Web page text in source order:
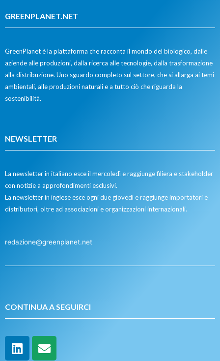
GREENPLANET.NET
GreenPlanet è la piattaforma che racconta il mondo del biologico, dalle
aziende alle produzioni, dalla ricerca alle tecnologie, dalla trasformazione
alla distribuzione. Uno sguardo completo sul settore, che si allarga ai temi
ambientali, alle produzioni naturali e a tutto ciò che riguarda la
sostenibilità.
NEWSLETTER
La newsletter in italiano esce il mercoledì e raggiunge filiera e stakeholder
con notizie a approfondimenti esclusivi.
La newsletter in inglese esce ogni due giovedì e raggiunge importatori e
distributori, oltre ad associazioni e organizzazioni internazionali.
redazione@greenplanet.net
CONTINUA A SEGUIRCI